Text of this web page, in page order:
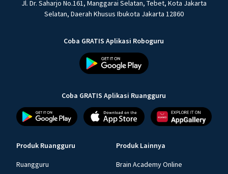
Jl. Dr. Saharjo No.161, Manggarai Selatan, Tebet, Kota Jakarta
Selatan, Daerah Khusus Ibukota Jakarta 12860
Coba GRATIS Aplikasi Roboguru
Coba GRATIS Aplikasi Ruangguru
Produk Ruangguru
Ruangguru
Produk Lainnya
Brain Academy Online